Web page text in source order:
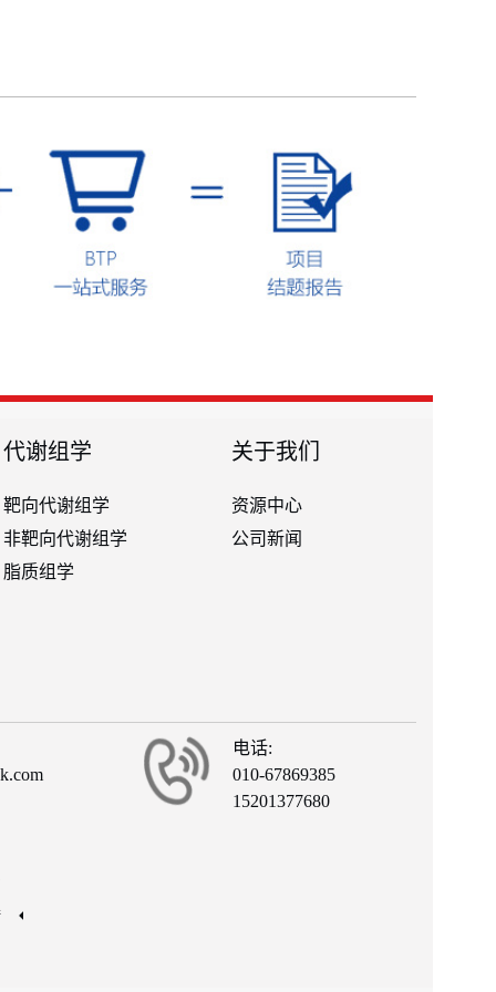
代谢组学
靶向代谢组学
非靶向代谢组学
脂质组学
关于我们
资源中心
公司新闻
电话:
010-67869385
15201377680